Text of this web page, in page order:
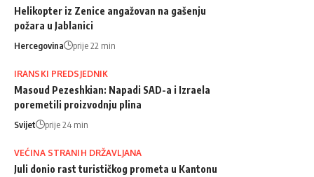
Helikopter iz Zenice angažovan na gašenju
požara u Jablanici
Hercegovina prije 22 min
IRANSKI PREDSJEDNIK
Masoud Pezeshkian: Napadi SAD-a i Izraela
poremetili proizvodnju plina
Svijet prije 24 min
VEĆINA STRANIH DRŽAVLJANA
Juli donio rast turističkog prometa u Kantonu